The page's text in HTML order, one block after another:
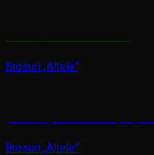
Brosuri „Altele”
Brosuri „Altele”